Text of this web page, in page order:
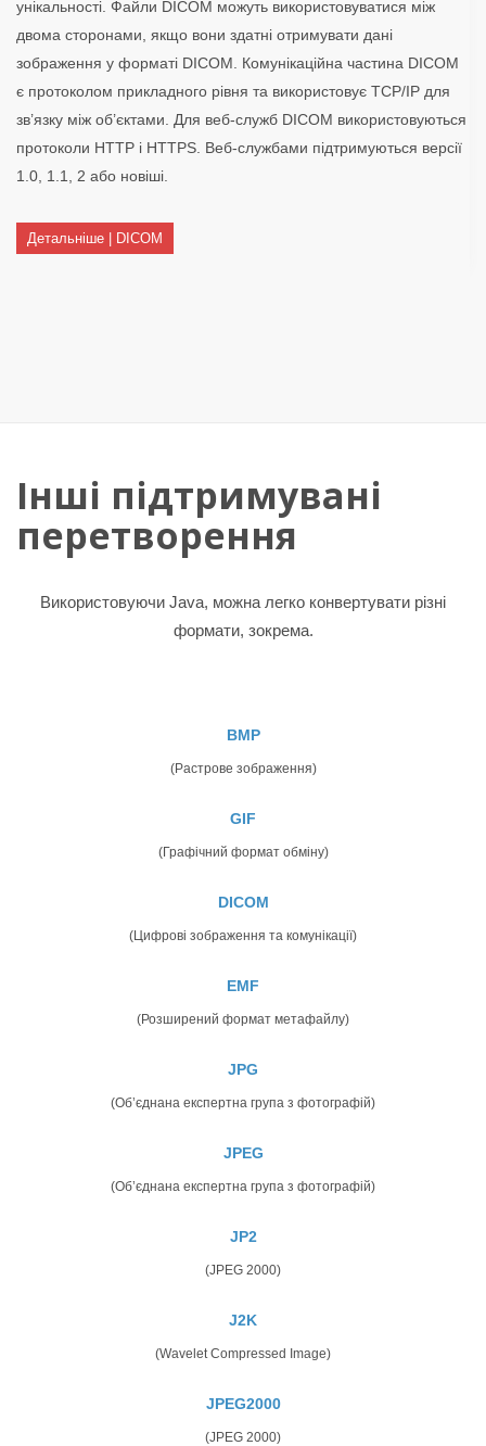
унікальності. Файли DICOM можуть використовуватися між
двома сторонами, якщо вони здатні отримувати дані
зображення у форматі DICOM. Комунікаційна частина DICOM
є протоколом прикладного рівня та використовує TCP/IP для
зв’язку між об’єктами. Для веб-служб DICOM використовуються
протоколи HTTP і HTTPS. Веб-службами підтримуються версії
1.0, 1.1, 2 або новіші.
Детальніше | DICOM
Інші підтримувані
перетворення
Використовуючи Java, можна легко конвертувати різні
формати, зокрема.
BMP
(Растрове зображення)
GIF
(Графічний формат обміну)
DICOM
(Цифрові зображення та комунікації)
EMF
(Розширений формат метафайлу)
JPG
(Об’єднана експертна група з фотографій)
JPEG
(Об’єднана експертна група з фотографій)
JP2
(JPEG 2000)
J2K
(Wavelet Compressed Image)
JPEG2000
(JPEG 2000)